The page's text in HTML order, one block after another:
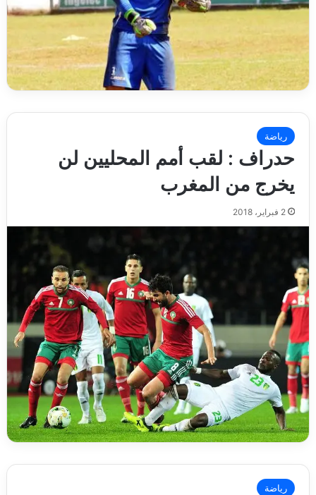
رياضة
حدراف : لقب أمم المحليين لن
يخرج من المغرب
2 فبراير، 2018
رياضة